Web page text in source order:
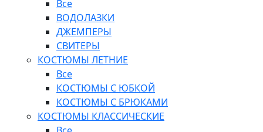
Все
ВОДОЛАЗКИ
ДЖЕМПЕРЫ
СВИТЕРЫ
КОСТЮМЫ ЛЕТНИЕ
Все
КОСТЮМЫ С ЮБКОЙ
КОСТЮМЫ С БРЮКАМИ
КОСТЮМЫ КЛАССИЧЕСКИЕ